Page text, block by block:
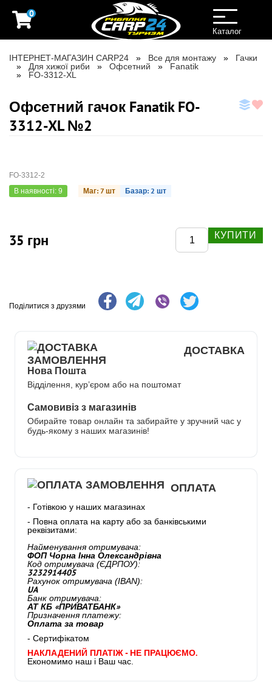
0
Toggle
navigation
Каталог
ІНТЕРНЕТ-МАГАЗИН CARP24 Все для монтажу
Гачки
Для хижої риби
Офсетний
Fanatik
FO-3312-XL
Офсетний гачок Fanatik FO-
3312-XL №2
FO-3312-2
В наявності: 9
Маг: 7 шт Базар: 2 шт
35 грн КУПИТИ
Поділитися з друзями
ДОСТАВКА
Нова Пошта
Відділення, кур’єром або на поштомат
Самовивіз з магазинів
Обирайте товар онлайн та забирайте у зручний час у
будь-якому з наших магазинів!
ОПЛАТА
- Готівкою у наших магазинах
- Повна оплата на карту або за банківськими
реквізитами:
Найменування отримувача:
ФОП Чорна Інна Олександрівна
Код отримувача (ЄДРПОУ):
3232914405
Рахунок отримувача (IBAN):
UA
Банк отримувача:
АТ КБ «ПРИВАТБАНК»
Призначення платежу:
Оплата за товар
- Сертифікатом
НАКЛАДЕНИЙ ПЛАТІЖ - НЕ ПРАЦЮЄМО.
Економимо наш і Ваш час.